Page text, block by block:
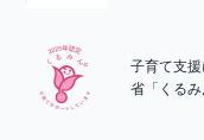
子育て支
省「くるみ